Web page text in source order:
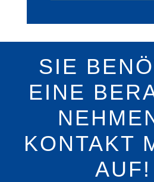
SIE
EINE
KONTAKT
AUF!